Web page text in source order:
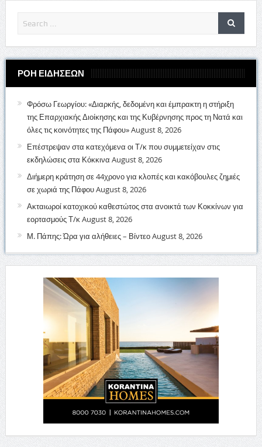
ΡΟΗ ΕΙΔΗΣΕΩΝ
Φρόσω Γεωργίου: «Διαρκής, δεδομένη και έμπρακτη η στήριξη
της Επαρχιακής Διοίκησης και της Κυβέρνησης προς τη Νατά και
όλες τις κοινότητες της Πάφου»August 8, 2026
Επέστρεψαν στα κατεχόμενα οι Τ/κ που συμμετείχαν στις
εκδηλώσεις στα Κόκκινα August 8, 2026
Διήμερη κράτηση σε 44χρονο για κλοπές και κακόβουλες ζημιές
σε χωριά της ΠάφουAugust 8, 2026
Ακταιωροί κατοχικού καθεστώτος στα ανοικτά των Κοκκίνων για
εορτασμούς Τ/κ August 8, 2026
Μ. Πάπης: Ώρα για αλήθειες – ΒίντεοAugust 8, 2026